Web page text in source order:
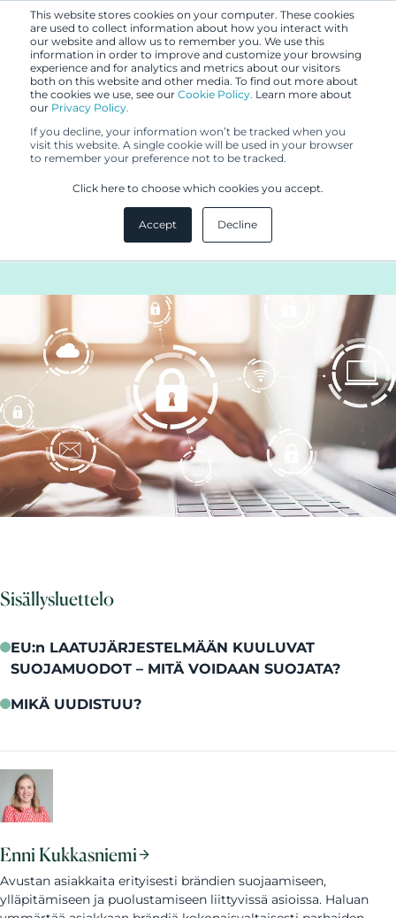
This website stores cookies on your computer. These cookies
are used to collect information about how you interact with
our website and allow us to remember you. We use this
information in order to improve and customize your browsing
experience and for analytics and metrics about our visitors
both on this website and other media. To find out more about
the cookies we use, see our Cookie Policy. Learn more about
our Privacy Policy.
If you decline, your information won’t be tracked when you
visit this website. A single cookie will be used in your browser
to remember your preference not to be tracked.
Click here to choose which cookies you accept.
Accept Decline
24.5.2022
EU:n nimisuojajärjestelmä
uudistuu - vahvempaa suojaa
maantieteellisille merkinnöille
Sisällysluettelo
EU:n LAATUJÄRJESTELMÄÄN KUULUVAT
SUOJAMUODOT – MITÄ VOIDAAN SUOJATA?
MIKÄ UUDISTUU?
Enni Kukkasniemi
Avustan asiakkaita erityisesti brändien suojaamiseen,
ylläpitämiseen ja puolustamiseen liittyvissä asioissa. Haluan